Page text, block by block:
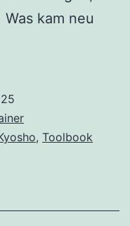
kam neu
, Toolbook